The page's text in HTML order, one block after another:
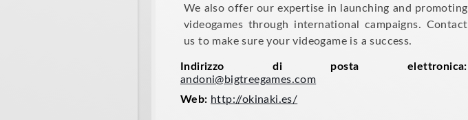
We also offer our expertise in launching and promoting
videogames through international campaigns. Contact
us to make sure your videogame is a success.
Indirizzo di posta elettronica:
andoni@bigtreegames.com
Web: http://okinaki.es/